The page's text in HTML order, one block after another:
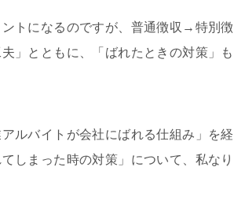
トになるのですが、普通徴収→特別徴
」とともに、「ばれたときの対策」も
ルバイトが会社にばれる仕組み」を経
しまった時の対策」について、私なり